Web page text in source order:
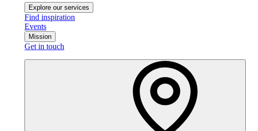
Explore our services
Find inspiration
Events
Mission
Get in touch